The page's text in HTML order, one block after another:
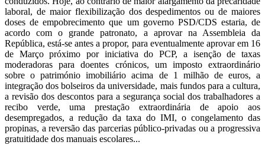
laboral, de maior flexibilização dos despedimentos ou de maiores
doses de empobrecimento que um governo PSD/CDS estaria, de
acordo com o grande patronato, a aprovar na Assembleia da
República, está-se antes a propor, para eventualmente aprovar em 16
de Março próximo por iniciativa do PCP, a isenção de taxas
moderadoras para doentes crónicos, um imposto extraordinário
sobre o património imobiliário acima de 1 milhão de euros, a
integração dos bolseiros da universidade, mais fundos para a cultura,
a revisão dos descontos para a segurança social dos trabalhadores a
recibo verde, uma prestação extraordinária de apoio aos
desempregados, a redução da taxa do IMI, o congelamento das
propinas, a reversão das parcerias público-privadas ou a progressiva
gratuitidade dos manuais escolares...